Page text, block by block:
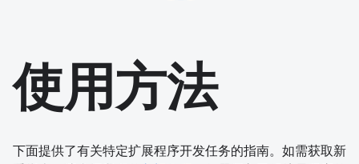
使用方法
下面提供了有关特定扩展程序开发任务的指南。如需获取新